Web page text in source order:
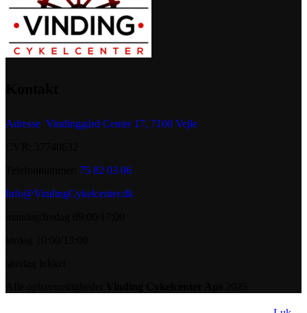
Adresse Vindinggård Center 17, 7100 Vejle
75 82 03 06
Info@VindingCykelcenter.dk